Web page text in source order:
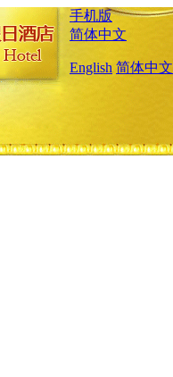
手机版
简体中文
English 简体中文